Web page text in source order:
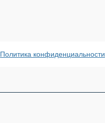
Политика конфиденциальности